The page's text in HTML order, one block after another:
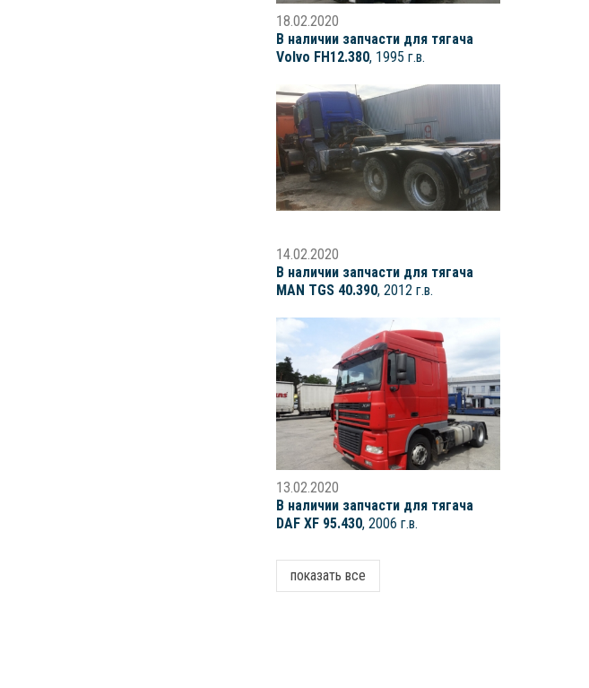
18.02.2020
В наличии запчасти для тягача
Volvo FH12.380, 1995 г.в.
14.02.2020
В наличии запчасти для тягача
MAN TGS 40.390, 2012 г.в.
13.02.2020
В наличии запчасти для тягача
DAF XF 95.430, 2006 г.в.
показать все